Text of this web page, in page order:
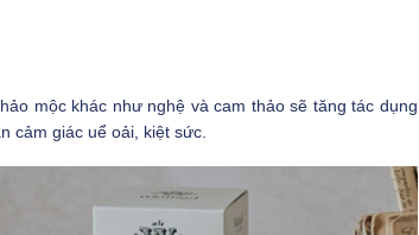
mộc khác như nghệ và cam thảo sẽ tăng tác dụng
cảm giác uể oải, kiệt sức.